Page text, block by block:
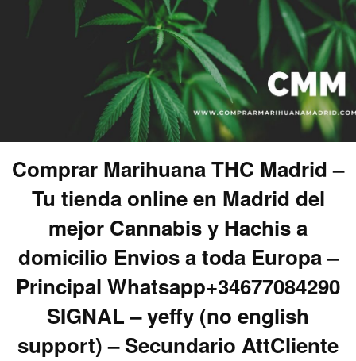
Comprar Marihuana THC Madrid –
Tu tienda online en Madrid del
mejor Cannabis y Hachis a
domicilio Envios a toda Europa –
Principal Whatsapp+34677084290
SIGNAL – yeffy (no english
support) – Secundario AttCliente